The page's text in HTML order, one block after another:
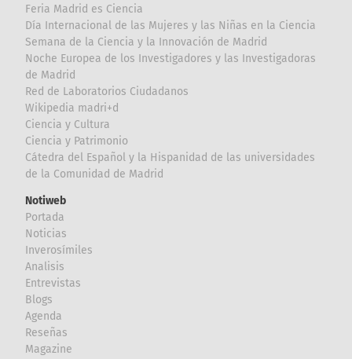
Feria Madrid es Ciencia
Día Internacional de las Mujeres y las Niñas en la Ciencia
Semana de la Ciencia y la Innovación de Madrid
Noche Europea de los Investigadores y las Investigadoras
de Madrid
Red de Laboratorios Ciudadanos
Wikipedia madri+d
Ciencia y Cultura
Ciencia y Patrimonio
Cátedra del Español y la Hispanidad de las universidades
de la Comunidad de Madrid
Notiweb
Portada
Noticias
Inverosímiles
Analisis
Entrevistas
Blogs
Agenda
Reseñas
Magazine